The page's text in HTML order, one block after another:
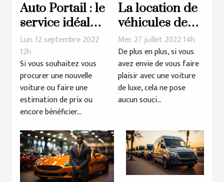
Auto Portail : le
service idéal
pour tout
automobiliste
Lun. 12 septembre 2022
12h
Si vous souhaitez vous
procurer une nouvelle
voiture ou faire une
estimation de prix ou
encore bénéficier...
La location de
véhicules de
luxe : comment
ça se passe ?
Mer. 27 juillet 2022 14h
De plus en plus, si vous
avez envie de vous faire
plaisir avec une voiture
de luxe, cela ne pose
aucun souci...